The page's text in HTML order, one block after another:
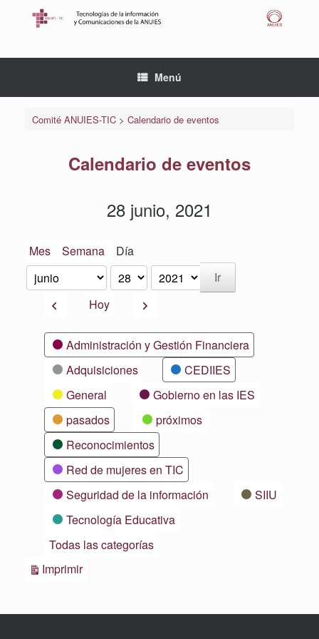
Menú
Comité ANUIES-TIC> Calendario de eventos
Calendario de eventos
28 junio, 2021
Mes Semana Día
Mes
Día
Año
AnteriorHoy Siguiente
CategoríasAdministración y Gestión Financiera
Adquisiciones
CEDIIES
General
Gobierno en las IES
pasados
próximos
Reconocimientos
Red de mujeres en TIC
Seguridad de la información
SIIU
Tecnología Educativa
Todas las categorías
ImprimirVistas